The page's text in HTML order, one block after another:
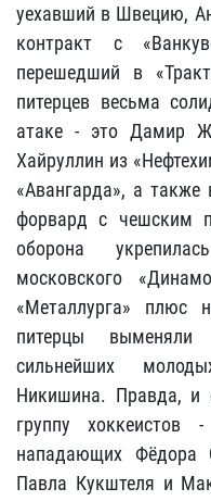
уехавший в Швецию,
контракт с
перешедший в
питерцев весьма
атаке - это Дамир
Хайруллин из
«Авангарда», а
форвард с чешским
оборона
московского
«Металлурга» плюс
питерцы
сильнейших
Никишина. Правда, и
группу хоккеистов
нападающих Фёдора
Павла Кукштеля и